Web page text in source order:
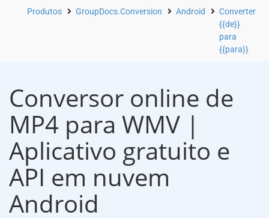
Produtos GroupDocs.Conversion Android
Converter
{{de}}
para
{{para}}
Conversor online de
MP4 para WMV |
Aplicativo gratuito e
API em nuvem
Android